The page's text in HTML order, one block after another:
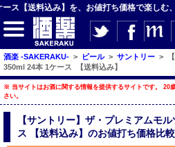
】を、お値打ち価格で楽しむ、お酒の価格
検索
酒楽 -SAKERAKU- > ビール > サントリー >
350ml 24本 1ケース 【送料込み】
※ 当サイトはお酒に関する情報を提供するサイトです。 20
さい。
【サントリー】ザ・プレミアムモ
ス 【送料込み】のお値打ち価格比較